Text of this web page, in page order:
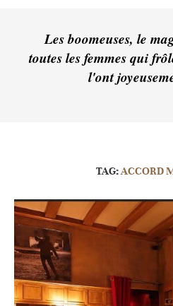
Les boomeuses, le
toutes les femmes qui
l'ont
TAG:ACCORD